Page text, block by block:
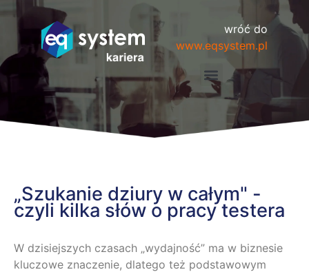
wróć do
www.eqsystem.pl
„Szukanie dziury w całym" -
czyli kilka słów o pracy testera
W dzisiejszych czasach „wydajność” ma w biznesie
kluczowe znaczenie, dlatego też podstawowym